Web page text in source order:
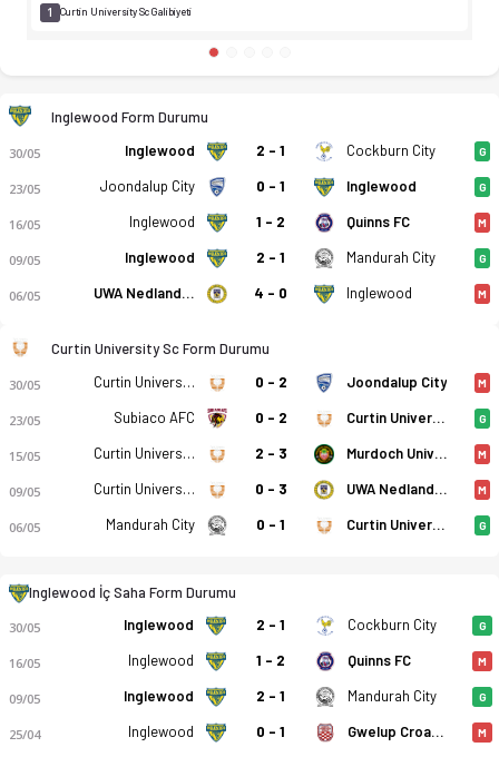
Inglewood United - Curtin University Sc 1-0 bitti. Gol
1 Curtin University Sc Galibiyeti
Inglewood Form Durumu
30/05 Inglewood 2 - 1 Cockburn City G
23/05 Joondalup City 0 - 1 Inglewood G
16/05 Inglewood 1 - 2 Quinns FC M
09/05 Inglewood 2 - 1 Mandurah City G
06/05 UWA Nedlands FK 4 - 0 Inglewood M
Curtin University Sc Form Durumu
30/05 Curtin University Sc 0 - 2 Joondalup City M
23/05 Subiaco AFC 0 - 2 Curtin University Sc G
15/05 Curtin University Sc 2 - 3 Murdoch University Melville FC M
09/05 Curtin University Sc 0 - 3 UWA Nedlands FK M
06/05 Mandurah City 0 - 1 Curtin University Sc G
Inglewood İç Saha Form Durumu
30/05 Inglewood 2 - 1 Cockburn City G
16/05 Inglewood 1 - 2 Quinns FC M
09/05 Inglewood 2 - 1 Mandurah City G
25/04 Inglewood 0 - 1 Gwelup Croatia SC M